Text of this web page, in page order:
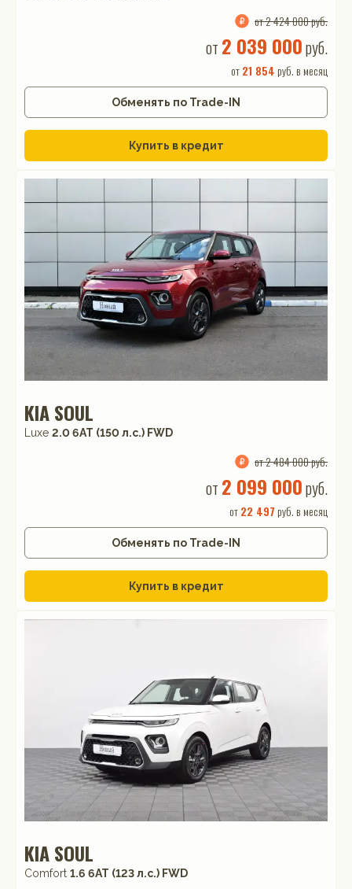
от 2 424 000 руб.
от 2 039 000руб.
от21 854 руб. в месяц
Обменять по Trade-IN
Купить в кредит
KIA SOUL
Luxe 2.0 6АТ (150 л.с.) FWD
от 2 484 000 руб.
от 2 099 000руб.
от22 497 руб. в месяц
Обменять по Trade-IN
Купить в кредит
KIA SOUL
Comfort 1.6 6АТ (123 л.с.) FWD